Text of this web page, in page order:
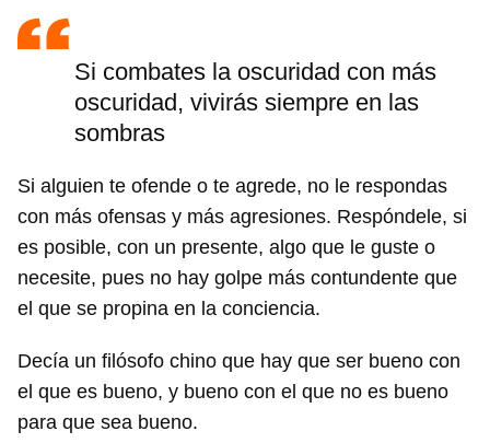
Si combates la oscuridad con más
oscuridad, vivirás siempre en las
sombras
Si alguien te ofende o te agrede, no le respondas
con más ofensas y más agresiones. Respóndele, si
es posible, con un presente, algo que le guste o
necesite, pues no hay golpe más contundente que
el que se propina en la conciencia.
Decía un filósofo chino que hay que ser bueno con
el que es bueno, y bueno con el que no es bueno
para que sea bueno.